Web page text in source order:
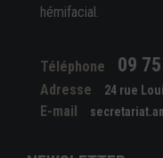
hémifacial.
Téléphone 09
Adresse 24 rue
E-mail